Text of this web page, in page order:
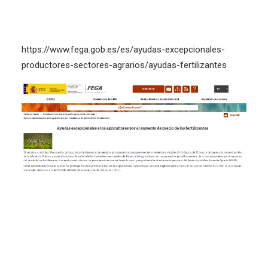
https://www.fega.gob.es/es/ayudas-excepcionales-
productores-sectores-agrarios/ayudas-fertilizantes